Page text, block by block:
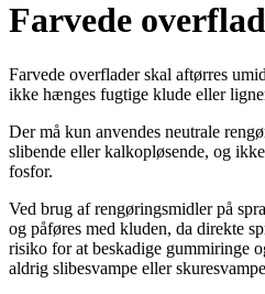
Farvede
Farvede overflader skal aftørres
ikke hænges fugtige klude eller
Der må kun anvendes neutrale
slibende eller kalkopløsende, og
fosfor.
Ved brug af rengøringsmidler på
og påføres med kluden, da direkte
risiko for at beskadige gummiringe
aldrig slibesvampe eller